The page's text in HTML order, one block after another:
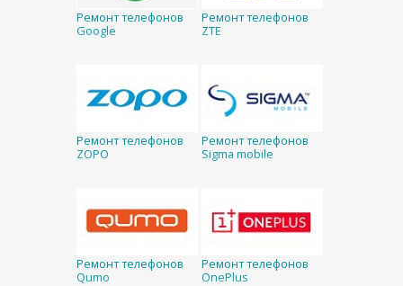
Ремонт телефонов
Google
Ремонт телефонов
ZTE
Ремонт телефонов
ZOPO
Ремонт телефонов
Sigma mobile
Ремонт телефонов
Qumo
Ремонт телефонов
OnePlus